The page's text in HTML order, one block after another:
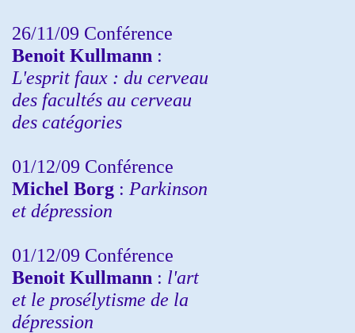
26/11/09 Conférence
Benoit Kullmann :
L'esprit faux : du cerveau
des facultés au cerveau
des catégories
01/12/09 Conférence
Michel Borg : Parkinson
et dépression
01/12/09 Conférence
Benoit Kullmann : l'art
et le prosélytisme de la
dépression